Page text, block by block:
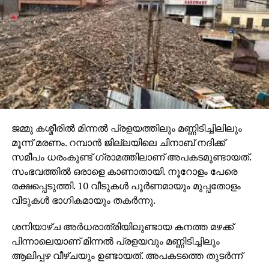
ജമ്മു കശ്മീരില്‍ മിന്നല്‍ പ്രളയത്തിലും മണ്ണിടിച്ചിലിലും
മൂന്ന് മരണം. റമ്പാന്‍ ജില്ലയിലെ ചിനാബ് നദിക്ക്
സമീപം ധരംകുണ്ട് ഗ്രാമത്തിലാണ് അപകടമുണ്ടായത്.
സംഭവത്തില്‍ ഒരാളെ കാണാതായി. നൂറോളം പേരെ
രക്ഷപ്പെടുത്തി. 10 വീടുകള്‍ പൂര്‍ണമായും മുപ്പതോളം
വീടുകള്‍ ഭാഗികമായും തകര്‍ന്നു.
ശനിയാഴ്ച അര്‍ധരാത്രിയിലുണ്ടായ കനത്ത മഴക്ക്
പിന്നാലെയാണ് മിന്നല്‍ പ്രളയവും മണ്ണിടിച്ചിലും
ആലിപ്പഴ വീഴ്ചയും ഉണ്ടായത്. അപകടത്തെ തുടര്‍ന്ന്